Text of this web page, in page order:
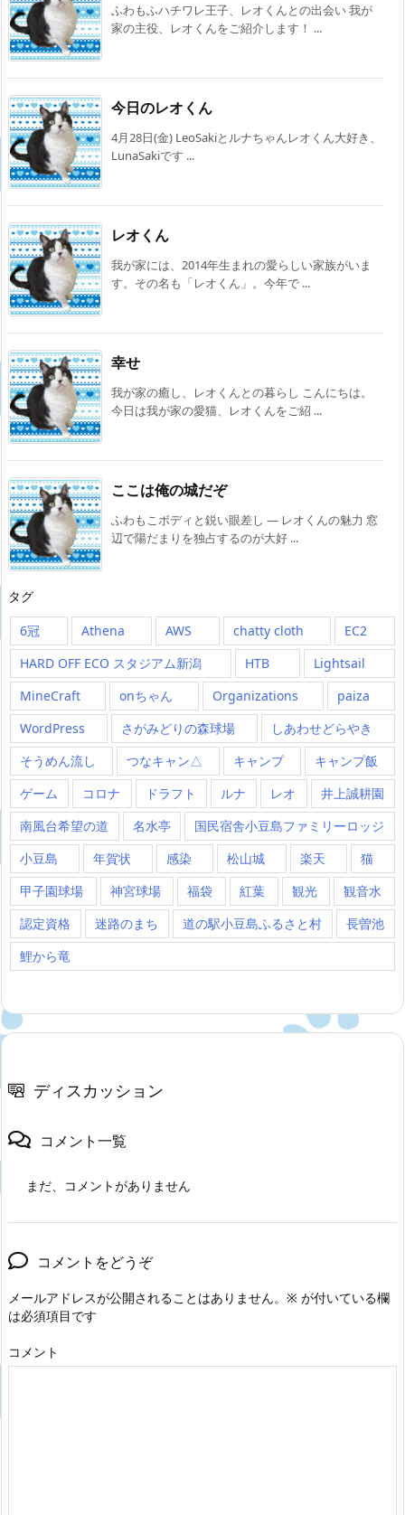
ふわもふハチワレ王子、レオくんとの出会い 我が
家の主役、レオくんをご紹介します！ ...
今日のレオくん
4月28日(金) LeoSakiとルナちゃんレオくん大好き、
LunaSakiです ...
レオくん
我が家には、2014年生まれの愛らしい家族がいま
す。その名も「レオくん」。今年で ...
幸せ
我が家の癒し、レオくんとの暮らし こんにちは。
今日は我が家の愛猫、レオくんをご紹 ...
ここは俺の城だぞ
ふわもこボディと鋭い眼差し — レオくんの魅力 窓
辺で陽だまりを独占するのが大好 ...
タグ
6冠
Athena AWS chatty cloth
EC2
HARD OFF ECO スタジアム新潟
HTB
Lightsail
MineCraft
onちゃん Organizations
paiza
WordPress
さがみどりの森球場
しあわせどらやき
そうめん流し
つなキャン△ キャンプ
キャンプ飯
ゲーム
コロナ ドラフト ルナ レオ
井上誠耕園
南風台希望の道
名水亭
国民宿舎小豆島ファミリーロッジ
小豆島
年賀状 感染 松山城 楽天
猫
甲子園球場
神宮球場 福袋 紅葉 観光
観音水
認定資格
迷路のまち 道の駅小豆島ふるさと村
長曽池
鯉から竜
ディスカッション
コメント一覧
まだ、コメントがありません
コメントをどうぞ
メールアドレスが公開されることはありません。 ※ が付いている欄
は必須項目です
コメント